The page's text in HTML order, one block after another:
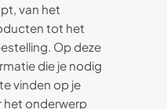
van het
tot het
Op deze
die je nodig
vinden op je
het onderwerp